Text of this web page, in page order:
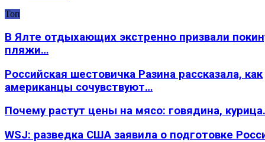
Топ
В Ялте отдыхающих экстренно призвали
пляжи…
Российская шестовичка Разина рассказала, как
американцы сочувствуют…
Почему растут цены на мясо: говядина,
WSJ: разведка США заявила о подготовке